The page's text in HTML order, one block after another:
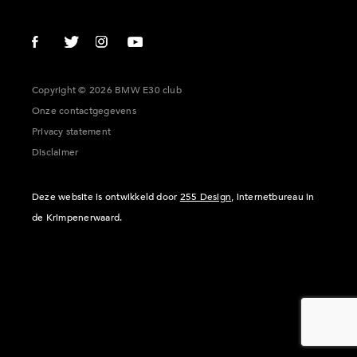
Copyright © 2026 BMW E30 club
Onze contactgegevens
Privacy statement
Disclaimer
Deze website is ontwikkeld door 255 Design, internetbureau in
de Krimpenerwaard.